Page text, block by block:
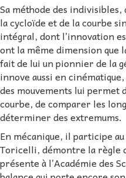
Sa méthode des indivisibles,
la cycloïde et de la courbe
intégral, dont l’innovation
ont la même dimension que
fait de lui un pionnier de la
innove aussi en
des mouvements lui permet
courbe, de comparer les
déterminer des extremums.
En mécanique, il participe
Toricelli, démontre la règle
présente à l’Académie des